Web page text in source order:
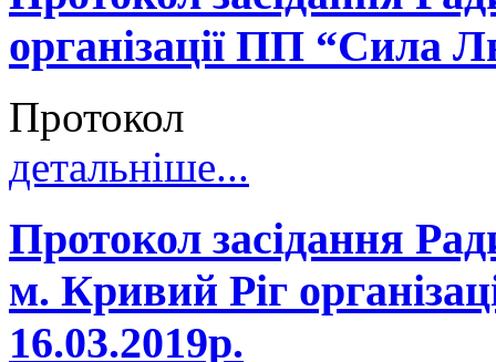
організації ПП “Сила
Протокол
детальніше...
Протокол засідання
м. Кривий Ріг
16.03.2019р.